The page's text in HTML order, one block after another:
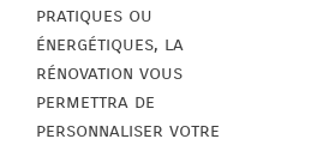
pratiques ou
énergétiques, la
rénovation vous
permettra de
personnaliser votre